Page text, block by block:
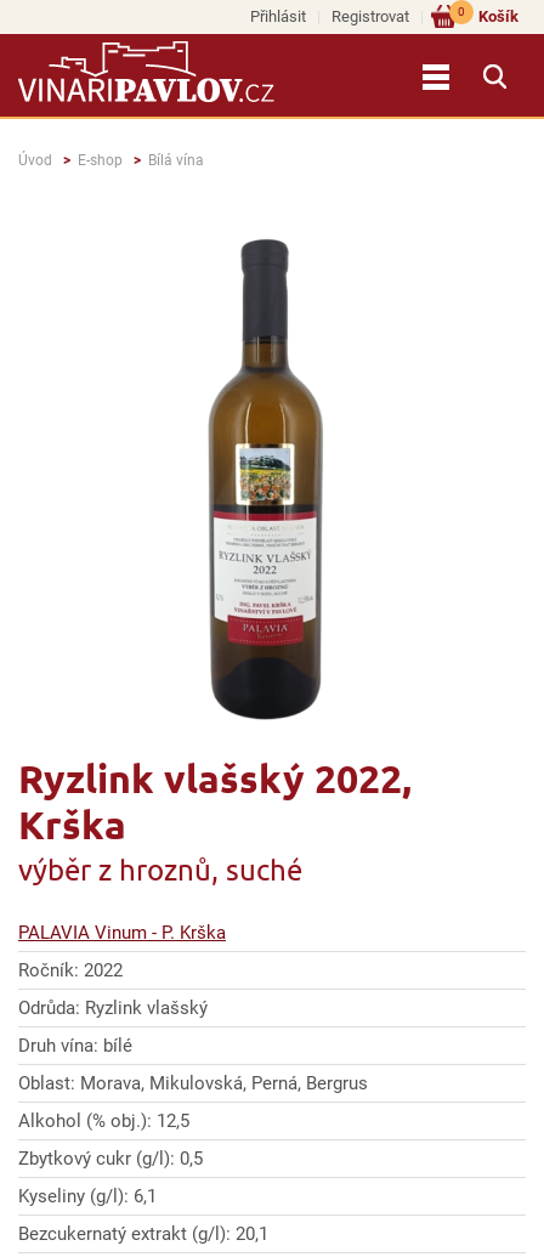
Přihlásit Registrovat Košík
0
Úvod E-shop Bílá vína
Ryzlink vlašský 2022,
Krška
výběr z hroznů, suché
PALAVIA Vinum - P. Krška
Ročník: 2022
Odrůda: Ryzlink vlašský
Druh vína: bílé
Oblast: Morava, Mikulovská, Perná, Bergrus
Alkohol (% obj.): 12,5
Zbytkový cukr (g/l): 0,5
Kyseliny (g/l): 6,1
Bezcukernatý extrakt (g/l): 20,1